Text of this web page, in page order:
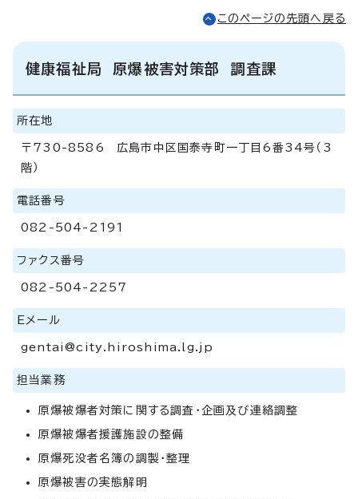
このページの先頭へ戻る
健康福祉局 原爆被害対策部 調査課
所在地
〒730-8586 広島市中区国泰寺町一丁目6番34号（3
階）
電話番号
082-504-2191
ファクス番号
082-504-2257
Eメール
gentai@city.hiroshima.lg.jp
担当業務
原爆被爆者対策に関する調査・企画及び連絡調整
原爆被爆者援護施設の整備
原爆死没者名簿の調製・整理
原爆被害の実態解明